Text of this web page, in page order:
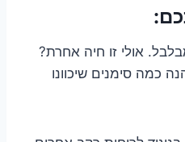
אולי זו חיה אחרת?
כמה סימנים שיכוונו